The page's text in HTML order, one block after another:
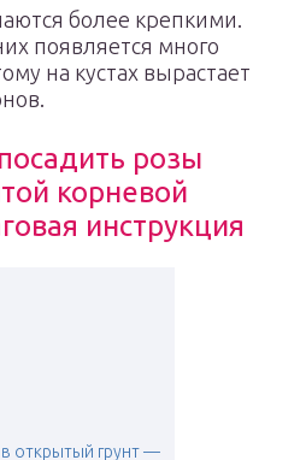
более крепкими.
появляется много
на кустах вырастает
розы
корневой
инструкция
в открытый грунт —